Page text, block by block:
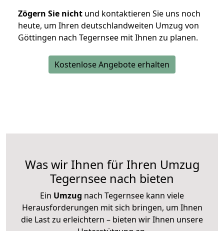
Zögern Sie nicht und kontaktieren Sie uns noch
heute, um Ihren deutschlandweiten Umzug von
Göttingen nach Tegernsee mit Ihnen zu planen.
Kostenlose Angebote erhalten
Was wir Ihnen für Ihren Umzug
Tegernsee nach bieten
Ein Umzug nach Tegernsee kann viele
Herausforderungen mit sich bringen, um Ihnen
die Last zu erleichtern – bieten wir Ihnen unsere